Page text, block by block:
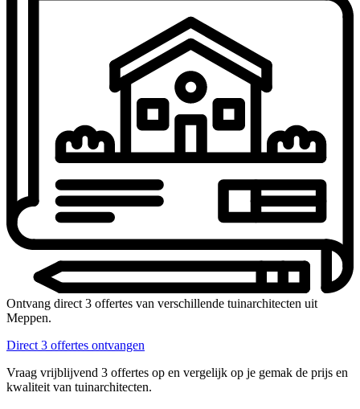
Ontvang direct 3 offertes van verschillende tuinarchitecten uit
Meppen.
Direct 3 offertes ontvangen
Vraag vrijblijvend 3 offertes op en vergelijk op je gemak de prijs en
kwaliteit van tuinarchitecten.